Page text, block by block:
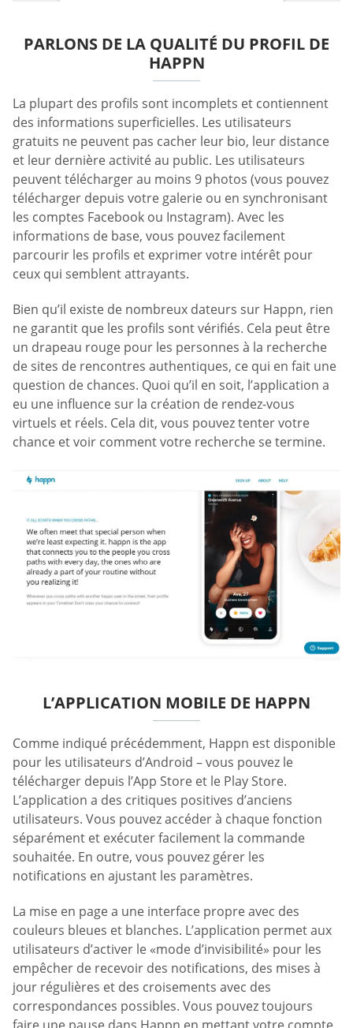
PARLONS DE LA QUALITÉ DU PROFIL DE
HAPPN
La plupart des profils sont incomplets et contiennent
des informations superficielles. Les utilisateurs
gratuits ne peuvent pas cacher leur bio, leur distance
et leur dernière activité au public. Les utilisateurs
peuvent télécharger au moins 9 photos (vous pouvez
télécharger depuis votre galerie ou en synchronisant
les comptes Facebook ou Instagram). Avec les
informations de base, vous pouvez facilement
parcourir les profils et exprimer votre intérêt pour
ceux qui semblent attrayants.
Bien qu’il existe de nombreux dateurs sur Happn, rien
ne garantit que les profils sont vérifiés. Cela peut être
un drapeau rouge pour les personnes à la recherche
de sites de rencontres authentiques, ce qui en fait une
question de chances. Quoi qu’il en soit, l’application a
eu une influence sur la création de rendez-vous
virtuels et réels. Cela dit, vous pouvez tenter votre
chance et voir comment votre recherche se termine.
L’APPLICATION MOBILE DE HAPPN
Comme indiqué précédemment, Happn est disponible
pour les utilisateurs d’Android – vous pouvez le
télécharger depuis l’App Store et le Play Store.
L’application a des critiques positives d’anciens
utilisateurs. Vous pouvez accéder à chaque fonction
séparément et exécuter facilement la commande
souhaitée. En outre, vous pouvez gérer les
notifications en ajustant les paramètres.
La mise en page a une interface propre avec des
couleurs bleues et blanches. L’application permet aux
utilisateurs d’activer le «mode d’invisibilité» pour les
empêcher de recevoir des notifications, des mises à
jour régulières et des croisements avec des
correspondances possibles. Vous pouvez toujours